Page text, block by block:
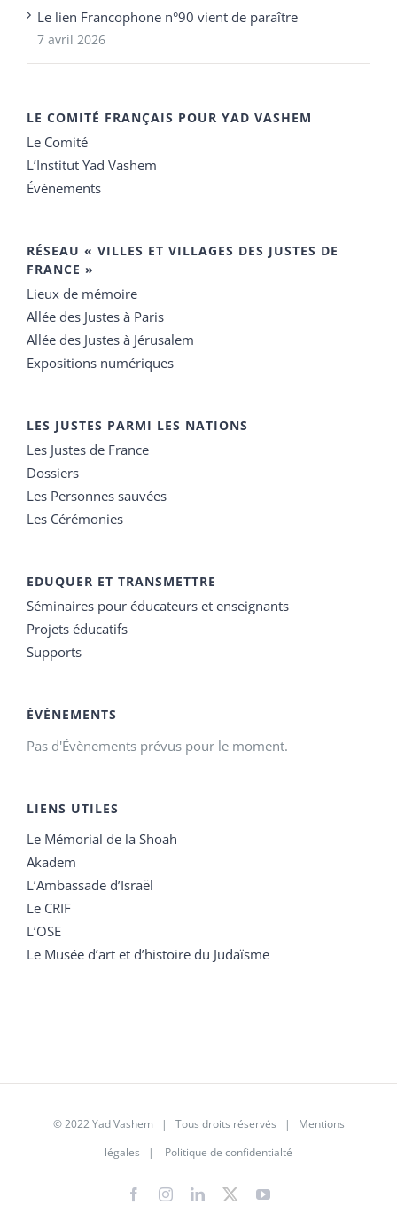
Le lien Francophone n°90 vient de paraître
7 avril 2026
LE COMITÉ FRANÇAIS POUR YAD VASHEM
Le Comité
L’Institut Yad Vashem
Événements
RÉSEAU « VILLES ET VILLAGES DES JUSTES DE
FRANCE »
Lieux de mémoire
Allée des Justes à Paris
Allée des Justes à Jérusalem
Expositions numériques
LES JUSTES PARMI LES NATIONS
Les Justes de France
Dossiers
Les Personnes sauvées
Les Cérémonies
EDUQUER ET TRANSMETTRE
Séminaires pour éducateurs et enseignants
Projets éducatifs
Supports
ÉVÉNEMENTS
Pas d'Évènements prévus pour le moment.
LIENS UTILES
Le Mémorial de la Shoah
Akadem
L’Ambassade d’Israël
Le CRIF
L’OSE
Le Musée d’art et d’histoire du Judaïsme
© 2022 Yad Vashem | Tous droits réservés | Mentions
légales | Politique de confidentialté
FacebookInstagramLinkedIn
X YouTube